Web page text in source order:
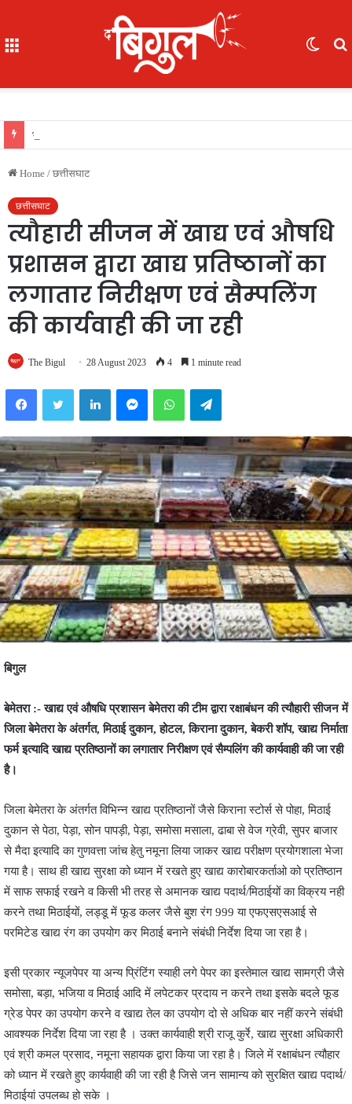
Home / छत्तीसघाट
छत्तीसघाट
त्यौहारी सीजन में खाद्य एवं औषधि
प्रशासन द्वारा खाद्य प्रतिष्ठानों का
लगातार निरीक्षण एवं सैम्पलिंग
की कार्यवाही की जा रही
The Bigul 28 August 2023 4 1 minute read
FacebookTwitter LinkedInMessengerWhatsAppTelegram
बिगुल
बेमेतरा :- खाद्य एवं औषधि प्रशासन बेमेतरा की टीम द्वारा रक्षाबंधन की त्यौहारी सीजन में
जिला बेमेतरा के अंतर्गत, मिठाई दुकान, होटल, किराना दुकान, बेकरी शॉप, खाद्य निर्माता
फर्म इत्यादि खाद्य प्रतिष्ठानों का लगातार निरीक्षण एवं सैम्पलिंग की कार्यवाही की जा रही
है।
जिला बेमेतरा के अंतर्गत विभिन्न खाद्य प्रतिष्ठानों जैसे किराना स्टोर्स से पोहा, मिठाई
दुकान से पेठा, पेड़ा, सोन पापड़ी, पेड़ा, समोसा मसाला, ढाबा से वेज ग्रेवी, सुपर बाजार
से मैदा इत्यादि का गुणवत्ता जांच हेतु नमूना लिया जाकर खाद्य परीक्षण प्रयोगशाला भेजा
गया है। साथ ही खाद्य सुरक्षा को ध्यान में रखते हुए खाद्य कारोबारकर्ताओ को प्रतिष्ठान
में साफ सफाई रखने व किसी भी तरह से अमानक खाद्य पदार्थ/मिठाईयों का विक्रय नही
करने तथा मिठाईयों, लड्डू में फूड कलर जैसे बुश रंग 999 या एफएसएसआई से
परमिटेड खाद्य रंग का उपयोग कर मिठाई बनाने संबंधी निर्देश दिया जा रहा है।
इसी प्रकार न्यूजपेपर या अन्य प्रिंटिंग स्याही लगे पेपर का इस्तेमाल खाद्य सामग्री जैसे
समोसा, बड़ा, भजिया व मिठाई आदि में लपेटकर प्रदाय न करने तथा इसके बदले फूड
ग्रेड पेपर का उपयोग करने व खाद्य तेल का उपयोग दो से अधिक बार नहीं करने संबंधी
आवश्यक निर्देश दिया जा रहा है । उक्त कार्यवाही श्री राजू कुर्रे, खाद्य सुरक्षा अधिकारी
एवं श्री कमल प्रसाद, नमूना सहायक द्वारा किया जा रहा है। जिले में रक्षाबंधन त्यौहार
को ध्यान में रखते हुए कार्यवाही की जा रही है जिसे जन सामान्य को सुरक्षित खाद्य पदार्थ/
मिठाईयां उपलब्ध हो सके ।